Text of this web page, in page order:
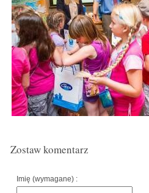
Zostaw komentarz
Imię (wymagane) :